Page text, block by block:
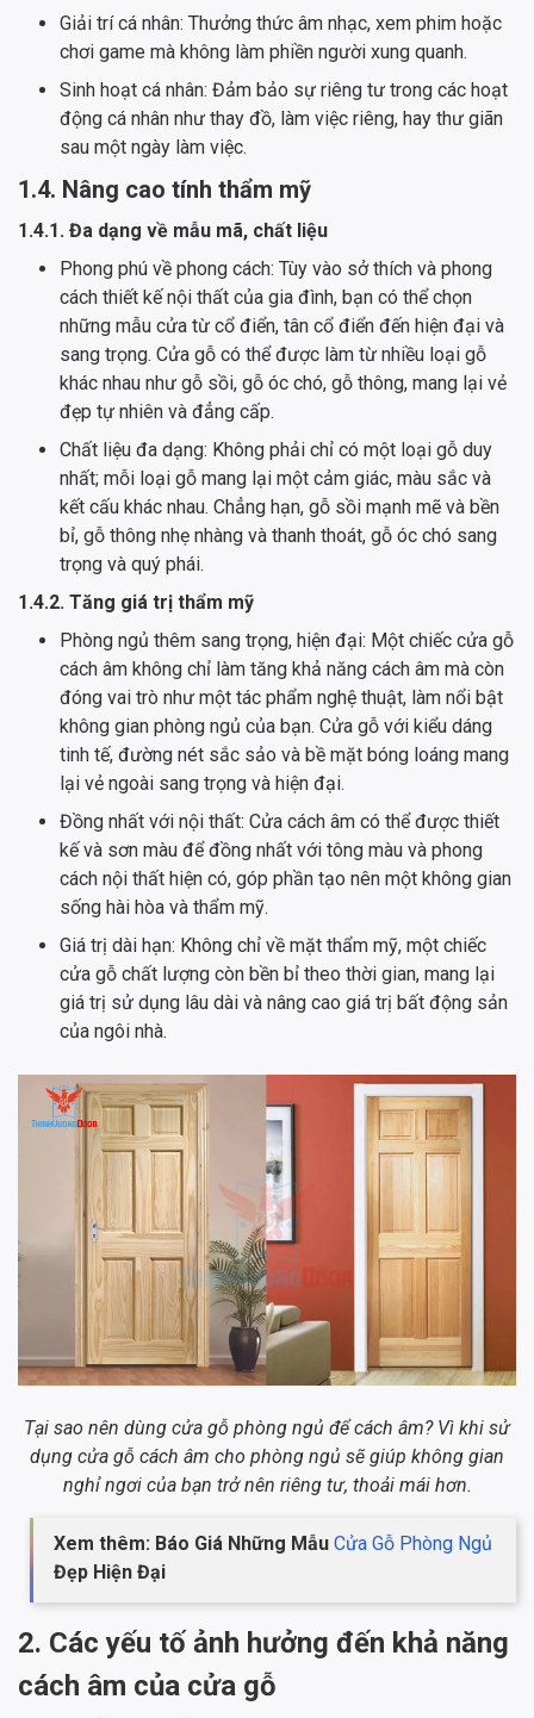
Giải trí cá nhân: Thưởng thức âm nhạc, xem phim hoặc
chơi game mà không làm phiền người xung quanh.
Sinh hoạt cá nhân: Đảm bảo sự riêng tư trong các hoạt
động cá nhân như thay đồ, làm việc riêng, hay thư giãn
sau một ngày làm việc.
1.4. Nâng cao tính thẩm mỹ
1.4.1. Đa dạng về mẫu mã, chất liệu
Phong phú về phong cách: Tùy vào sở thích và phong
cách thiết kế nội thất của gia đình, bạn có thể chọn
những mẫu cửa từ cổ điển, tân cổ điển đến hiện đại và
sang trọng. Cửa gỗ có thể được làm từ nhiều loại gỗ
khác nhau như gỗ sồi, gỗ óc chó, gỗ thông, mang lại vẻ
đẹp tự nhiên và đẳng cấp.
Chất liệu đa dạng: Không phải chỉ có một loại gỗ duy
nhất; mỗi loại gỗ mang lại một cảm giác, màu sắc và
kết cấu khác nhau. Chẳng hạn, gỗ sồi mạnh mẽ và bền
bỉ, gỗ thông nhẹ nhàng và thanh thoát, gỗ óc chó sang
trọng và quý phái.
1.4.2. Tăng giá trị thẩm mỹ
Phòng ngủ thêm sang trọng, hiện đại: Một chiếc cửa gỗ
cách âm không chỉ làm tăng khả năng cách âm mà còn
đóng vai trò như một tác phẩm nghệ thuật, làm nổi bật
không gian phòng ngủ của bạn. Cửa gỗ với kiểu dáng
tinh tế, đường nét sắc sảo và bề mặt bóng loáng mang
lại vẻ ngoài sang trọng và hiện đại.
Đồng nhất với nội thất: Cửa cách âm có thể được thiết
kế và sơn màu để đồng nhất với tông màu và phong
cách nội thất hiện có, góp phần tạo nên một không gian
sống hài hòa và thẩm mỹ.
Giá trị dài hạn: Không chỉ về mặt thẩm mỹ, một chiếc
cửa gỗ chất lượng còn bền bỉ theo thời gian, mang lại
giá trị sử dụng lâu dài và nâng cao giá trị bất động sản
của ngôi nhà.
Tại sao nên dùng cửa gỗ phòng ngủ để cách âm? Vì khi sử
dụng cửa gỗ cách âm cho phòng ngủ sẽ giúp không gian
nghỉ ngơi của bạn trở nên riêng tư, thoải mái hơn.
Xem thêm: Báo Giá Những Mẫu Cửa Gỗ Phòng Ngủ
Đẹp Hiện Đại
2. Các yếu tố ảnh hưởng đến khả năng
cách âm của cửa gỗ